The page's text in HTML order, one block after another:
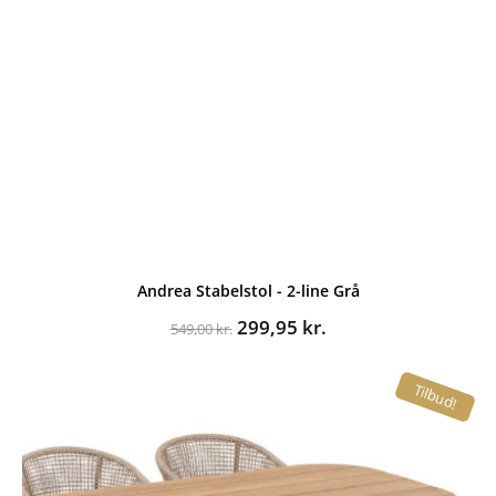
Andrea Stabelstol - 2-line Grå
549,00kr. Den
299,95 kr.Den
299,95 kr..
Tilbud!